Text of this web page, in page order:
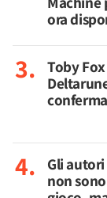
ora
Toby
Gli
non